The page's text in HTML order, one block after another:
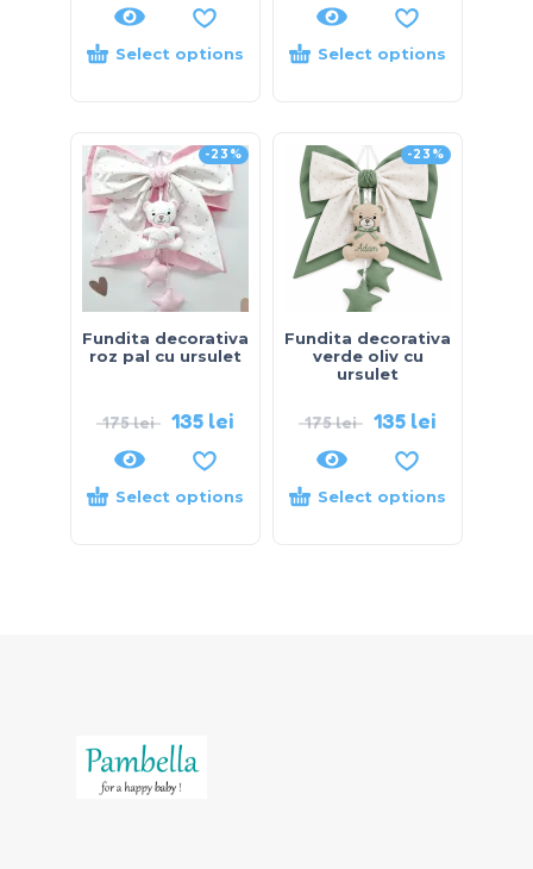
Select options Select options
-23%
Fundita decorativa
roz pal cu ursulet
175lei 135 lei
Select options
-23%
Fundita decorativa
verde oliv cu
ursulet
175lei 135 lei
Select options